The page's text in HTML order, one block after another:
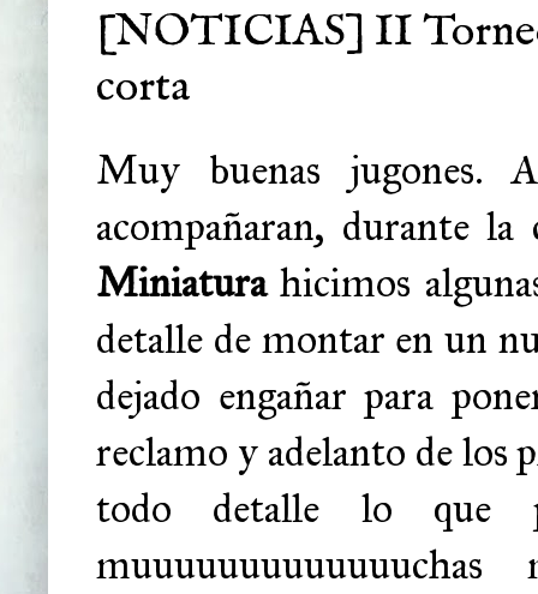
[NOTICIAS] II
corta
Muy buenas
acompañaran, durante
Miniaturahicimos
detalle de montar en un
dejado engañar para
reclamo y adelanto de los
todo detalle lo que